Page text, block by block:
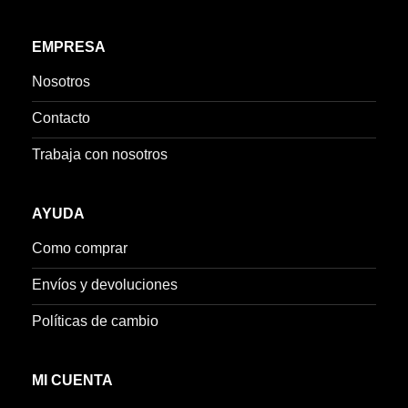
EMPRESA
Nosotros
Contacto
Trabaja con nosotros
AYUDA
Como comprar
Envíos y devoluciones
Políticas de cambio
MI CUENTA